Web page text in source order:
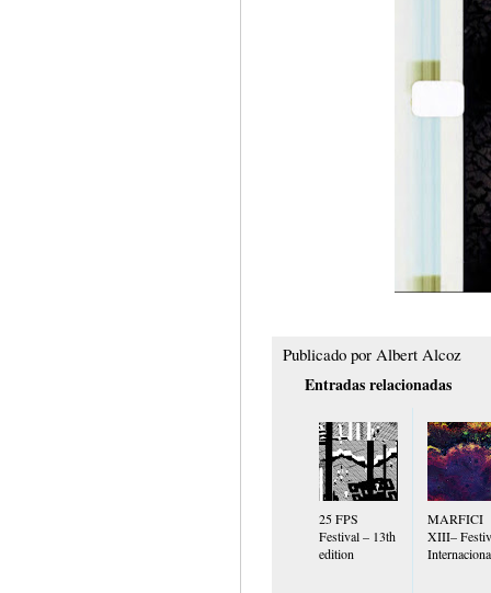
Publicado por Albert Alcoz
Entradas relacionadas
25 FPS
Festival – 13th
edition
MARFICI
XIII–